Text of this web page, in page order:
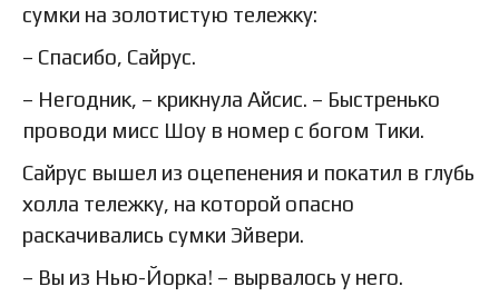
сумки на золотистую тележку:
– Спасибо, Сайрус.
– Негодник, – крикнула Айсис. – Быстренько
проводи мисс Шоу в номер с богом Тики.
Сайрус вышел из оцепенения и покатил в глубь
холла тележку, на которой опасно
раскачивались сумки Эйвери.
– Вы из Нью-Йорка! – вырвалось у него.